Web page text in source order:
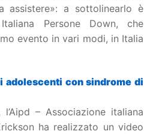
assistere»: a sottolinearlo è
Italiana Persone Down, che
evento in vari modi, in Italia
adolescenti con sindrome di
– Associazione italiana
ha realizzato un video